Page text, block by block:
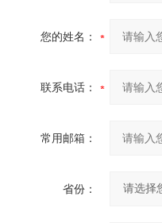
您的姓名：
联系电话：
常用邮箱：
省份：